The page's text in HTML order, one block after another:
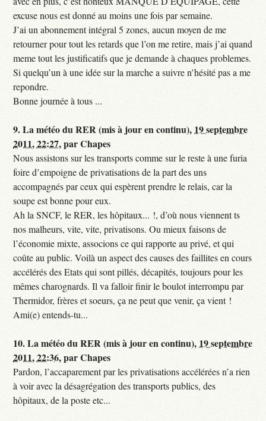
excuse nous est donné au moins une fois par semaine.
J’ai un abonnement intégral 5 zones, aucun moyen de me
retourner pour tout les retards que l’on me retire, mais j’ai quand
meme tout les justificatifs que je demande à chaques problemes.
Si quelqu’un à une idée sur la marche a suivre n’hésité pas a me
repondre.
Bonne journée à tous ...
9.La météo du RER (mis à jour en continu), 19 septembre
2011, 22:27,parChapes
Nous assistons sur les transports comme sur le reste à une furia
foire d’empoigne de privatisations de la part des uns
accompagnés par ceux qui espèrent prendre le relais, car la
soupe est bonne pour eux.
Ah la SNCF, le RER, les hôpitaux... !, d’où nous viennent ts
nos malheurs, vite, vite, privatisons. Ou mieux faisons de
l’économie mixte, associons ce qui rapporte au privé, et qui
coûte au public. Voilà un aspect des causes des faillites en cours
accélérés des Etats qui sont pillés, décapités, toujours pour les
mêmes charognards. Il va falloir finir le boulot interrompu par
Thermidor, frères et soeurs, ça ne peut que venir, ça vient !
Ami(e) entends-tu...
10.La météo du RER (mis à jour en continu), 19 septembre
2011, 22:36,parChapes
Pardon, l’accaparement par les privatisations accélérées n’a rien
à voir avec la désagrégation des transports publics, des
hôpitaux, de la poste etc...